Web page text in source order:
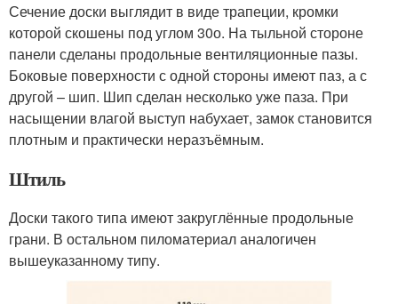
Сечение доски выглядит в виде трапеции, кромки
которой скошены под углом 30о. На тыльной стороне
панели сделаны продольные вентиляционные пазы.
Боковые поверхности с одной стороны имеют паз, а с
другой – шип. Шип сделан несколько уже паза. При
насыщении влагой выступ набухает, замок становится
плотным и практически неразъёмным.
Штиль
Доски такого типа имеют закруглённые продольные
грани. В остальном пиломатериал аналогичен
вышеуказанному типу.